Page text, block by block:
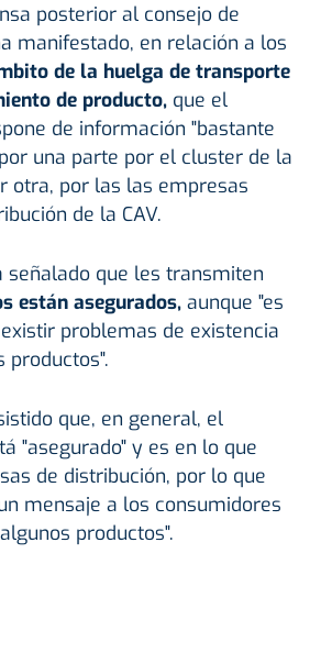
posterior al consejo de
manifestado, en relación a los
de la huelga de transporte
de producto, que el
de información "bastante
una parte por el cluster de la
otra, por las las empresas
de la CAV.
señalado que les transmiten
están asegurados, aunque "es
problemas de existencia
productos".
que, en general, el
"asegurado" y es en lo que
de distribución, por lo que
mensaje a los consumidores
productos".